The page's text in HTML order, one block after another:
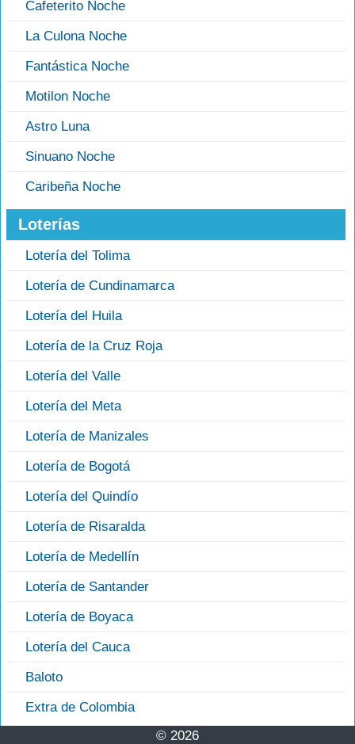
Cafeterito Noche
La Culona Noche
Fantástica Noche
Motilon Noche
Astro Luna
Sinuano Noche
Caribeña Noche
Loterías
Lotería del Tolima
Lotería de Cundinamarca
Lotería del Huila
Lotería de la Cruz Roja
Lotería del Valle
Lotería del Meta
Lotería de Manizales
Lotería de Bogotá
Lotería del Quindío
Lotería de Risaralda
Lotería de Medellín
Lotería de Santander
Lotería de Boyaca
Lotería del Cauca
Baloto
Extra de Colombia
© 2026